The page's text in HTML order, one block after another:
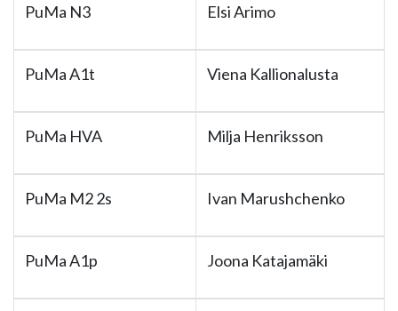
PuMa N3 Elsi Arimo
PuMa A1t Viena Kallionalusta
PuMa HVA Milja Henriksson
PuMa M2 2s Ivan Marushchenko
PuMa A1p Joona Katajamäki